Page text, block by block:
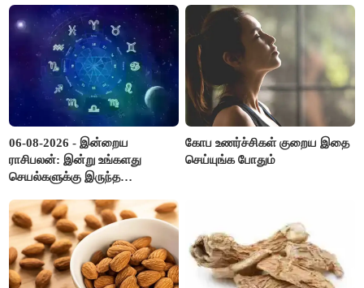
தமிழ்நாடு அரசு அதிரடி..!
06-08-2026 - இன்றைய
ராசிபலன்: இன்று உங்களது
செயல்களுக்கு இருந்த
எதிர்பார்த்த உதவிகள் கிடைக்கும்.
பணவரத்து கூடும்..!
கோப உணர்ச்சிகள் குறைய இதை
செய்யுங்க போதும்